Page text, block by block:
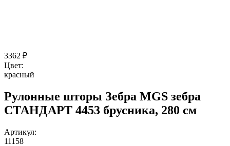
3362 ₽
Цвет:
красный
Рулонные шторы Зебра MGS зебра
СТАНДАРТ 4453 брусника, 280 см
Артикул:
11158